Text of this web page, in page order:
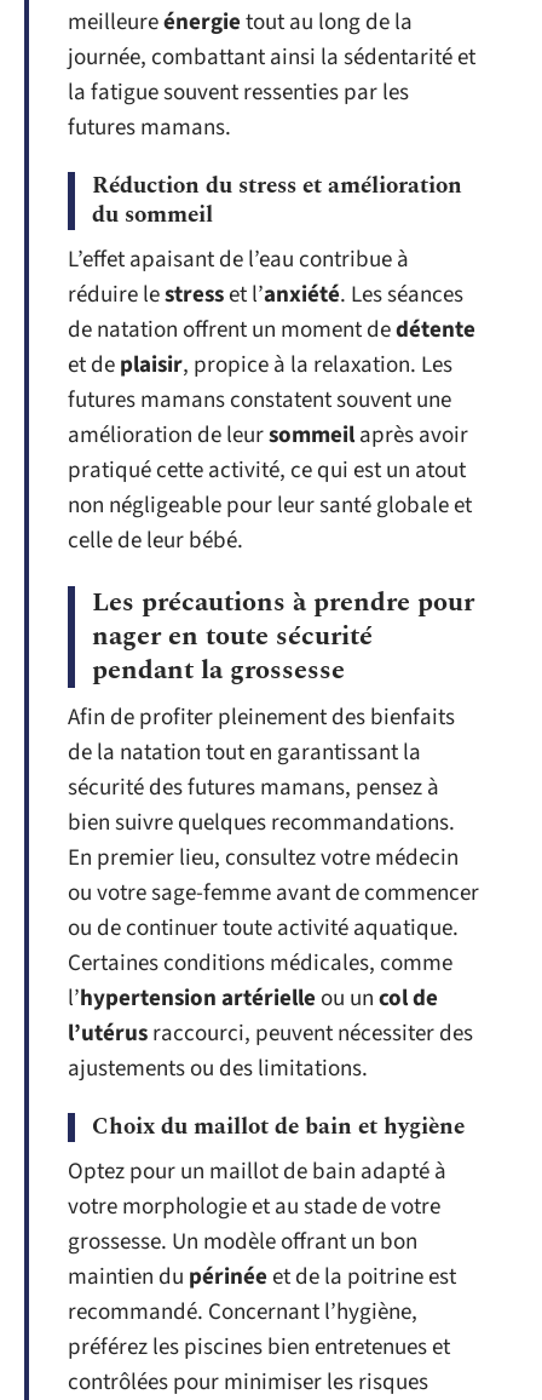
meilleureénergietout au long de la
journée, combattant ainsi la sédentarité et
la fatigue souvent ressenties par les
futures mamans.
Réduction du stress et amélioration
du sommeil
L’effet apaisant de l’eau contribue à
réduire lestresset l’anxiété. Les séances
de natation offrent un moment dedétente
et deplaisir, propice à la relaxation. Les
futures mamans constatent souvent une
amélioration de leursommeilaprès avoir
pratiqué cette activité, ce qui est un atout
non négligeable pour leur santé globale et
celle de leur bébé.
Les précautions à prendre pour
nager en toute sécurité
pendant la grossesse
Afin de profiter pleinement des bienfaits
de la natation tout en garantissant la
sécurité des futures mamans, pensez à
bien suivre quelques recommandations.
En premier lieu, consultez votre médecin
ou votre sage-femme avant de commencer
ou de continuer toute activité aquatique.
Certaines conditions médicales, comme
l’hypertension artérielle ou uncol de
l’utérusraccourci, peuvent nécessiter des
ajustements ou des limitations.
Choix du maillot de bain et hygiène
Optez pour un maillot de bain adapté à
votre morphologie et au stade de votre
grossesse. Un modèle offrant un bon
maintien du périnéeet de la poitrine est
recommandé. Concernant l’hygiène,
préférez les piscines bien entretenues et
contrôlées pour minimiser les risques